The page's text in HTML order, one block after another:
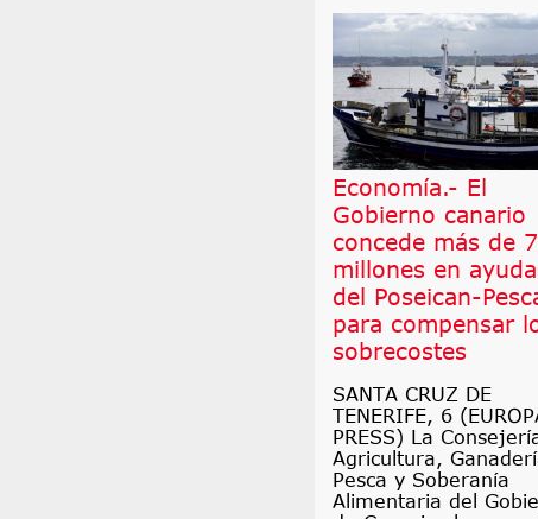
Economía.- El
Gobierno canario
concede más de 7
millones en
del Poseican-
para compensar
sobrecostes
SANTA CRUZ DE
TENERIFE, 6
PRESS) La
Agricultura,
Pesca y Soberanía
Alimentaria del